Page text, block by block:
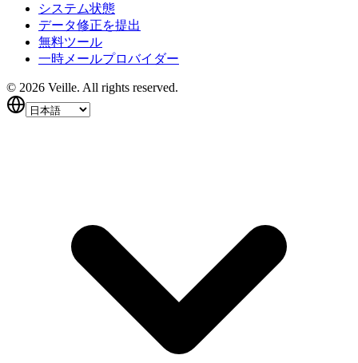
システム状態
データ修正を提出
無料ツール
一時メールプロバイダー
© 2026 Veille. All rights reserved.